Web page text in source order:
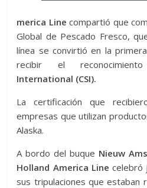
merica Line compartió que
Global de Pescado Fresco,
línea se convirtió en la
recibir el
International (CSI).
La certificación que
empresas que utilizan
Alaska.
A bordo del buque Nieuw
Holland America Line celebró
sus tripulaciones que estaban